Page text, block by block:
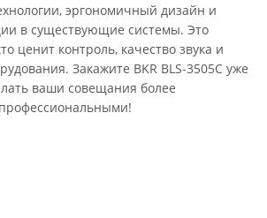
эргономичный дизайн и
в существующие системы. Это
ценит контроль, качество звука и
Закажите BKR BLS-3505C уже
ваши совещания более